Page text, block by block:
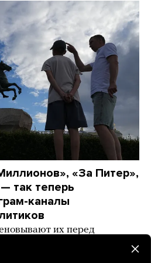
«За Питер»,
так теперь
каналы
их перед
даже удалил
Никто не понимает)